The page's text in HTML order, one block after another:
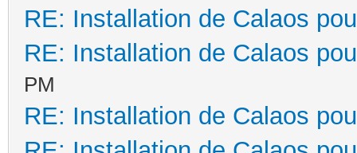
RE: Installation de Calaos
RE: Installation de Calaos
PM
RE: Installation de Calaos